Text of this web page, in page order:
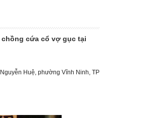
cứa cổ vợ gục tại
Huệ, phường Vĩnh Ninh, TP